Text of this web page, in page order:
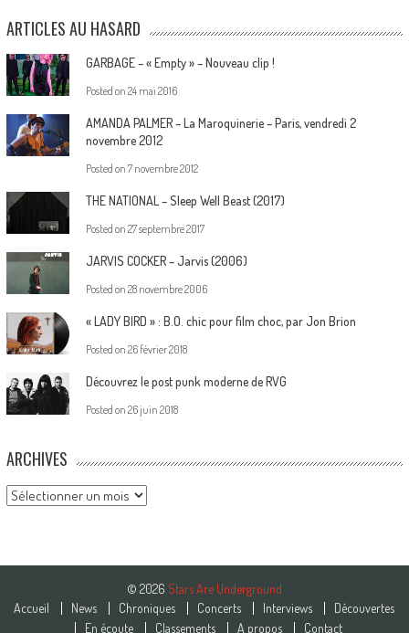
ARTICLES AU HASARD
GARBAGE – « Empty » – Nouveau clip !
Posted on 24 mai 2016
AMANDA PALMER – La Maroquinerie – Paris, vendredi 2
novembre 2012
Posted on 7 novembre 2012
THE NATIONAL – Sleep Well Beast (2017)
Posted on 27 septembre 2017
JARVIS COCKER – Jarvis (2006)
Posted on 28 novembre 2006
« LADY BIRD » : B.O. chic pour film choc, par Jon Brion
Posted on 26 février 2018
Découvrez le post punk moderne de RVG
Posted on 26 juin 2018
ARCHIVES
Archives
© 2026 Stars Are Underground
Accueil
News Chroniques Concerts Interviews
Découvertes
En écoute
Classements A propos Contact